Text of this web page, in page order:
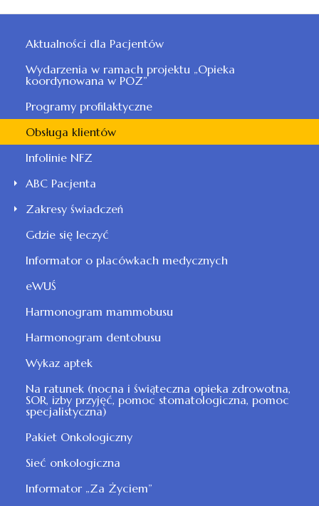
Aktualności dla Pacjentów
Wydarzenia w ramach projektu „Opieka
koordynowana w POZ”
Programy profilaktyczne
Obsługa klientów
Infolinie NFZ
ABC Pacjenta
Zakresy świadczeń
Gdzie się leczyć
Informator o placówkach medycznych
eWUŚ
Harmonogram mammobusu
Harmonogram dentobusu
Wykaz aptek
Na ratunek (nocna i świąteczna opieka zdrowotna,
SOR, izby przyjęć, pomoc stomatologiczna, pomoc
specjalistyczna)
Pakiet Onkologiczny
Sieć onkologiczna
Informator „Za Życiem”